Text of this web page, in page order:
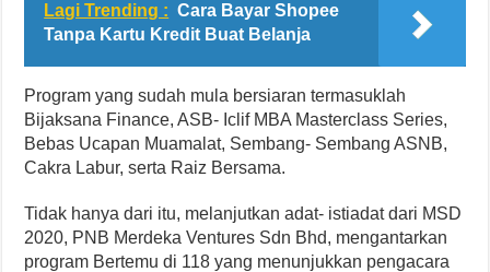
Lagi Trending : Cara Bayar Shopee
Tanpa Kartu Kredit Buat Belanja
Program yang sudah mula bersiaran termasuklah
Bijaksana Finance, ASB- Iclif MBA Masterclass Series,
Bebas Ucapan Muamalat, Sembang- Sembang ASNB,
Cakra Labur, serta Raiz Bersama.
Tidak hanya dari itu, melanjutkan adat- istiadat dari MSD
2020, PNB Merdeka Ventures Sdn Bhd, mengantarkan
program Bertemu di 118 yang menunjukkan pengacara